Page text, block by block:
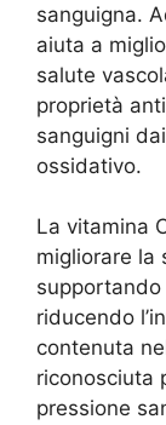
sanguigna.
aiuta a
salute
proprietà
sanguigni
ossidativo.
La vitamina
migliorare la
riducendo
contenuta
riconosciuta
pressione